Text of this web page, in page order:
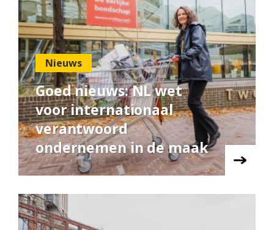
Nieuws
Goed nieuws: NL wet
voor internationaal
verantwoord
ondernemen in de maak